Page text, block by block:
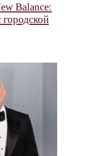
Balance:
городской